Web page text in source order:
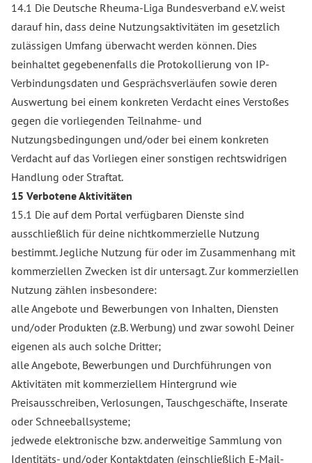
14.1 Die Deutsche Rheuma-Liga Bundesverband e.V. weist
darauf hin, dass deine Nutzungsaktivitäten im gesetzlich
zulässigen Umfang überwacht werden können. Dies
beinhaltet gegebenenfalls die Protokollierung von IP-
Verbindungsdaten und Gesprächsverläufen sowie deren
Auswertung bei einem konkreten Verdacht eines Verstoßes
gegen die vorliegenden Teilnahme- und
Nutzungsbedingungen und/oder bei einem konkreten
Verdacht auf das Vorliegen einer sonstigen rechtswidrigen
Handlung oder Straftat.
15 Verbotene Aktivitäten
15.1 Die auf dem Portal verfügbaren Dienste sind
ausschließlich für deine nichtkommerzielle Nutzung
bestimmt. Jegliche Nutzung für oder im Zusammenhang mit
kommerziellen Zwecken ist dir untersagt. Zur kommerziellen
Nutzung zählen insbesondere:
alle Angebote und Bewerbungen von Inhalten, Diensten
und/oder Produkten (z.B. Werbung) und zwar sowohl Deiner
eigenen als auch solche Dritter;
alle Angebote, Bewerbungen und Durchführungen von
Aktivitäten mit kommerziellem Hintergrund wie
Preisausschreiben, Verlosungen, Tauschgeschäfte, Inserate
oder Schneeballsysteme;
jedwede elektronische bzw. anderweitige Sammlung von
Identitäts- und/oder Kontaktdaten (einschließlich E-Mail-